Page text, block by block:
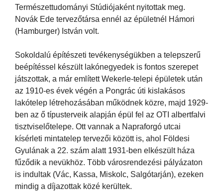
Természettudományi Stúdiójaként nyitottak meg.
Novák Ede tervezőtársa ennél az épületnél Hámori
(Hamburger) István volt.
Sokoldalú építészeti tevékenységükben a telepszerű
beépítéssel készült lakónegyedek is fontos szerepet
játszottak, a már említett Wekerle-telepi épületek után
az 1910-es évek végén a Pongrác úti kislakásos
lakótelep létrehozásában működnek közre, majd 1929-
ben az ő típusterveik alapján épül fel az OTI albertfalvi
tisztviselőtelepe. Ott vannak a Napraforgó utcai
kísérleti mintatelep tervezői között is, ahol Földesi
Gyulának a 22. szám alatt 1931-ben elkészült háza
fűződik a nevükhöz. Több városrendezési pályázaton
is indultak (Vác, Kassa, Miskolc, Salgótarján), ezeken
mindig a díjazottak közé kerültek.